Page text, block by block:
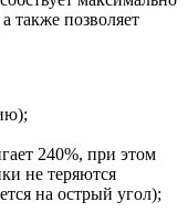
также позволяет
240%, при этом
не теряются
на острый угол);